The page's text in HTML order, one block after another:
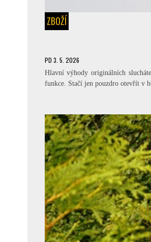
ZBOŽÍ
PD 3. 5. 2026
Hlavní výhody originálních
funkce. Stačí jen pouzdro otevřít v